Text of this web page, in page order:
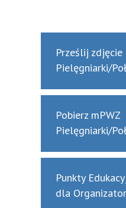
Prześlij zdjęcie
Pielęgniarki/
Pobierz mPWZ
Pielęgniarki/
Punkty
dla